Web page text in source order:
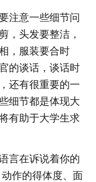
注意一些细节问
，头发要整洁，
，服装要合时
的谈话，谈话时
还有很重要的一
细节都是体现大
有助于大学生求
言在诉说着你的
作的得体度、面